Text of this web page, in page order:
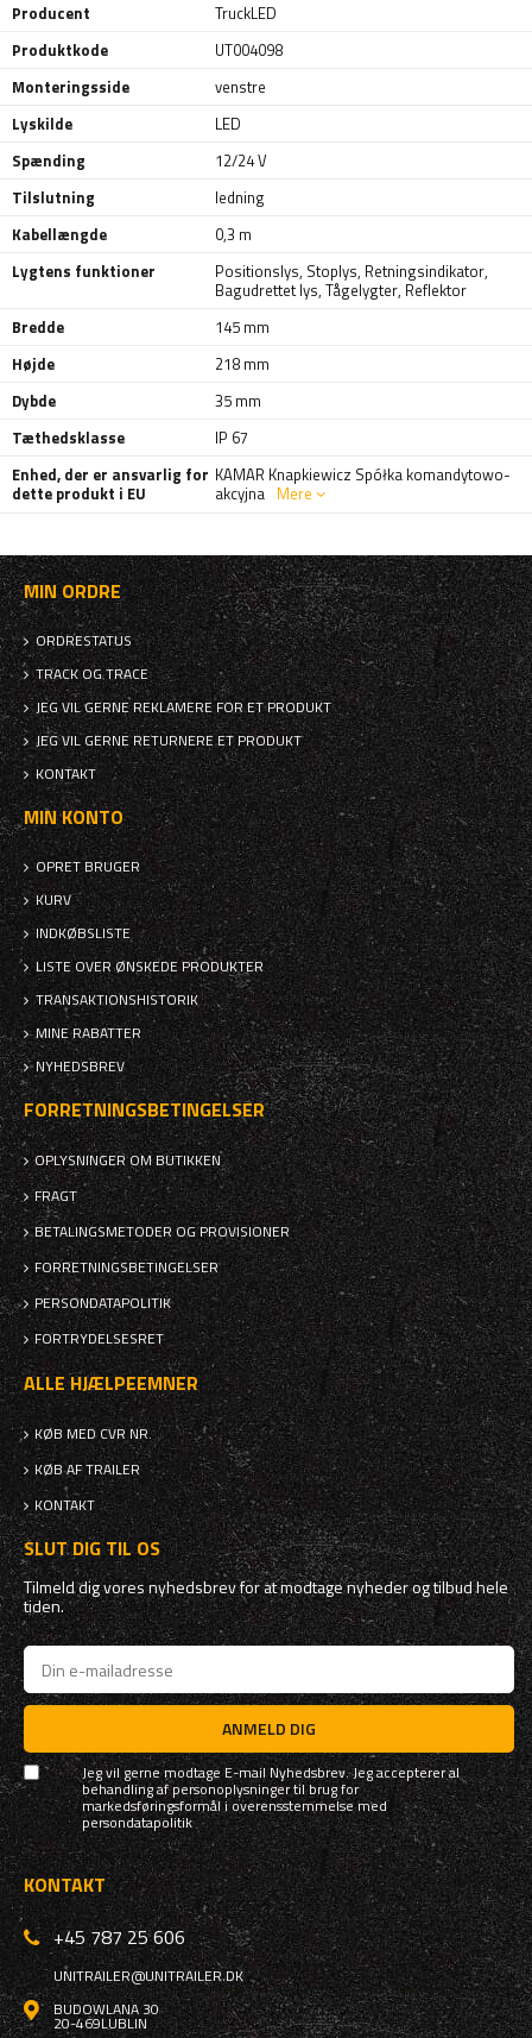
Producent
TruckLED
Produktkode
UT004098
Monteringsside
venstre
Lyskilde
LED
Spænding
12/24 V
Tilslutning
ledning
Kabellængde
0,3 m
Lygtens funktioner
Positionslys, Stoplys, Retningsindikator,
Bagudrettet lys,Tågelygter, Reflektor
Bredde
145 mm
Højde
218 mm
Dybde
35 mm
Tæthedsklasse
IP 67
Enhed, der er ansvarlig for
dette produkt i EU
KAMAR Knapkiewicz Spółka komandytowo-
akcyjna Mere
MIN ORDRE
ORDRESTATUS
TRACK OG TRACE
JEG VIL GERNE REKLAMERE FOR ET PRODUKT
JEG VIL GERNE RETURNERE ET PRODUKT
KONTAKT
MIN KONTO
OPRET BRUGER
KURV
INDKØBSLISTE
LISTE OVER ØNSKEDE PRODUKTER
TRANSAKTIONSHISTORIK
MINE RABATTER
NYHEDSBREV
FORRETNINGSBETINGELSER
OPLYSNINGER OM BUTIKKEN
FRAGT
BETALINGSMETODER OG PROVISIONER
FORRETNINGSBETINGELSER
PERSONDATAPOLITIK
FORTRYDELSESRET
ALLE HJÆLPEEMNER
KØB MED CVR NR.
KØB AF TRAILER
KONTAKT
SLUT DIG TIL OS
Tilmeld dig vores nyhedsbrev for at modtage nyheder og tilbud hele
tiden.
ANMELD DIG
Jeg vil gerne modtage E-mail Nyhedsbrev. Jeg accepterer al
behandling af personoplysninger til brug for
markedsføringsformål i overensstemmelse med
persondatapolitik
KONTAKT
+45 787 25 606
UNITRAILER@UNITRAILER.DK
BUDOWLANA 30
20-469LUBLIN